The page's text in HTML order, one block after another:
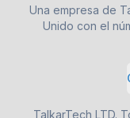
Una empresa de
Unido con el
TalkarTech LTD.